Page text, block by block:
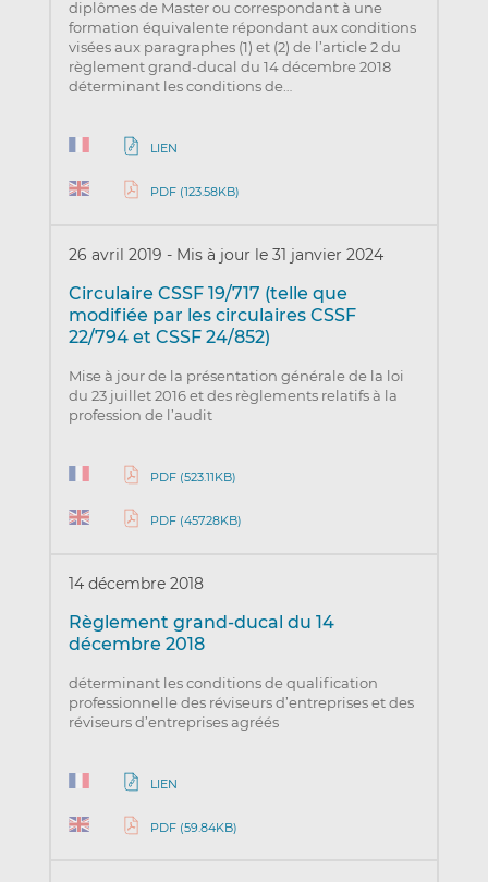
diplômes de Master ou correspondant à une
formation équivalente répondant aux conditions
visées aux paragraphes (1) et (2) de l’article 2 du
règlement grand-ducal du 14 décembre 2018
déterminant les conditions de…
LIEN
PDF (123.58KB)
26 avril 2019 - Mis à jour le 31 janvier 2024
Circulaire CSSF 19/717 (telle que
modifiée par les circulaires CSSF
22/794 et CSSF 24/852)
Mise à jour de la présentation générale de la loi
du 23 juillet 2016 et des règlements relatifs à la
profession de l’audit
PDF (523.11KB)
PDF (457.28KB)
14 décembre 2018
Règlement grand-ducal du 14
décembre 2018
déterminant les conditions de qualification
professionnelle des réviseurs d’entreprises et des
réviseurs d’entreprises agréés
LIEN
PDF (59.84KB)